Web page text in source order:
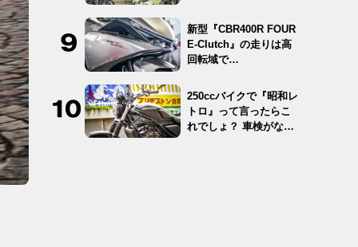
新型『CBR400R FOUR
E-Clutch』の走りは高
回転域で…
250ccバイクで『昭和レ
トロ』って言ったらこ
れでしょ？ 車検がな